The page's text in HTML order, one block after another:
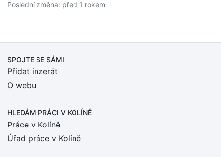
Poslední změna: před 1 rokem
SPOJTE SE SÁMI
Přidat inzerát
O webu
HLEDÁM PRÁCI V KOLÍNĚ
Práce v Kolíně
Úřad práce v Kolíně